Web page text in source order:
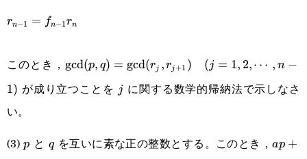
2}r_{n-
1}r_n
rn−1 = fn−1rn
このとき，
\text{gcd}
(p,q)=\text{gcd}
gcd(p, q) = gcd(rj , rj+1 )
(j=1,2,\cdots,n-
1)
(j = 1, 2,⋯ , n −
1) が成り立つことを j
j に関する数学的帰納法で示しなさ
い。
(3)p
p と q
qを互いに素な正の整数とする。このとき，ap +